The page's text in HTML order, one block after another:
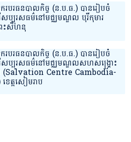
បរធនបាលកិច្ច (ន.ប.ធ.) បានរៀបចំ
សប្បុរសធម៌នៅមជ្ឈមណ្ឌល បុរី​កុមារ​
ះ​សីហនុ​
បរធនបាលកិច្ច (ន.ប.ធ.) បានរៀបចំ
សប្បុរសធម៌នៅមជ្ឈមណ្ឌលសហសង្គ្រោះ
(Salvation Centre Cambodia-
ខេត្តសៀមរាប​